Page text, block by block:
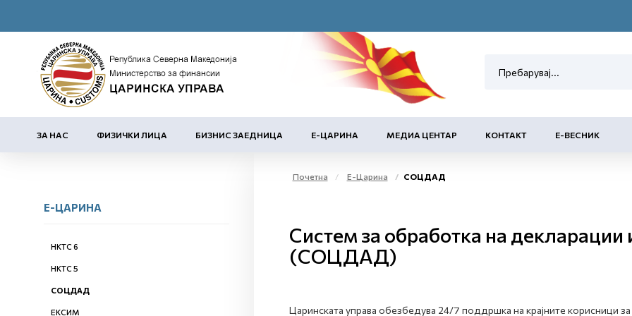
ЗА НАС ФИЗИЧКИ ЛИЦА БИЗНИС ЗАЕДНИЦА Е-ЦАРИНА МЕДИА ЦЕНТАР КОНТАКТ Е-ВЕСНИК
Е-ЦАРИНА
НКТС 6
НКТС 5
СОЦДАД
ЕКСИМ
Почетна Е-Царина СОЦДАД
Систем за обработка на
(СОЦДАД)
Царинската управа обезбедува 24/7 поддршка на крајните корисници